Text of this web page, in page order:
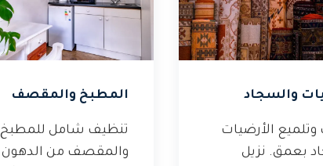
والسجاد
الأرضيات
بعمق. نزيل
المطبخ والمقصف
تنظيف شامل للمطبخ
والمقصف من الدهون